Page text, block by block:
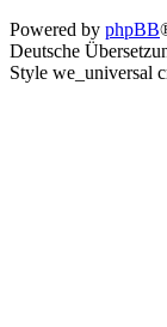
Powered by phpBB
Deutsche
Style we_universal